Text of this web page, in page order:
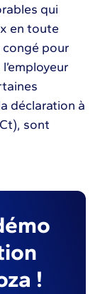
qui
en toute
congé pour
déclaration à
sont
!